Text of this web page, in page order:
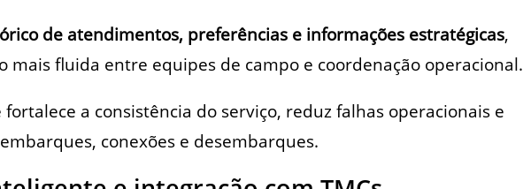
de atendimentos, preferências e informações estratégicas,
mais fluida entre equipes de campo e coordenação operacional.
fortalece a consistência do serviço, reduz falhas operacionais e
conexões e desembarques.